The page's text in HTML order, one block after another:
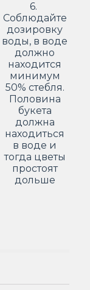
6.
Соблюдайте
дозировку
воды, в воде
должно
находится
минимум
50% стебля.
Половина
букета
должна
находиться
в воде и
тогда цветы
простоят
дольше